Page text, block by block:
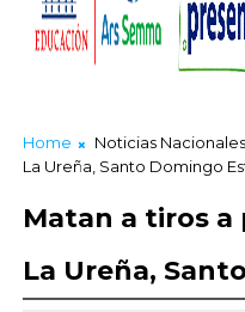
Home Noticias Nacionales
La Ureña, Santo Domingo
Matan a tiros
La Ureña,